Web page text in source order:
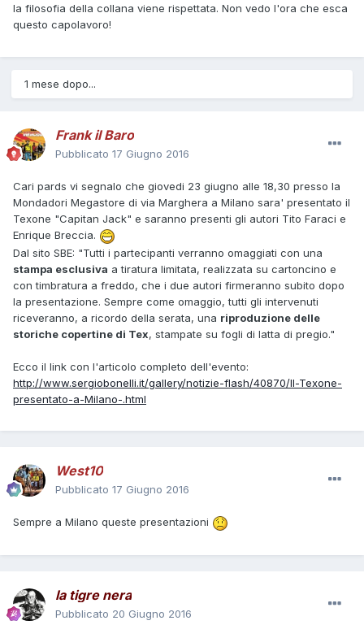
la filosofia della collana viene rispettata. Non vedo l'ora che esca
questo capolavoro!
1 mese dopo...
Frank il Baro
Pubblicato 17 Giugno 2016
Cari pards vi segnalo che giovedi 23 giugno alle 18,30 presso la
Mondadori Megastore di via Marghera a Milano sara' presentato il
Texone "Capitan Jack" e saranno presenti gli autori Tito Faraci e
Enrique Breccia.
Dal sito SBE: "Tutti i partecipanti verranno omaggiati con una
stampa esclusiva a tiratura limitata, realizzata su cartoncino e
con timbratura a freddo, che i due autori firmeranno subito dopo
la presentazione. Sempre come omaggio, tutti gli intervenuti
riceveranno, a ricordo della serata, una riproduzione delle
storiche copertine di Tex, stampate su fogli di latta di pregio."
Ecco il link con l'articolo completo dell'evento:
http://www.sergiobonelli.it/gallery/notizie-flash/40870/Il-Texone-
presentato-a-Milano-.html
West10
Pubblicato 17 Giugno 2016
Sempre a Milano queste presentazioni
la tigre nera
Pubblicato 20 Giugno 2016